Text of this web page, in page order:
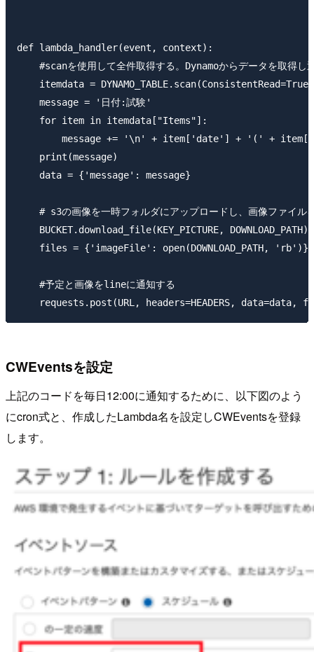
def lambda_handler(event, context):
#scanを使用して全件取得する。Dynamoからデータを取得し
    itemdata = DYNAMO_TABLE.scan(ConsistentRead=True)
    message = '日付:試験'
    for item in itemdata["Items"]:
message += '\n' + item['date'] + '(' +
    print(message)
    data = {'message': message}
# s3の画像を一時フォルダにアップロードし、画像ファイル
    BUCKET.download_file(KEY_PICTURE, DOWNLOAD_PATH)
    files = {'imageFile': open(DOWNLOAD_PATH, 'rb')}
    #予定と画像をlineに通知する
CWEventsを設定
上記のコードを毎日12:00に通知するために、以下図のよう
にcron式と、作成したLambda名を設定しCWEventsを登録
します。